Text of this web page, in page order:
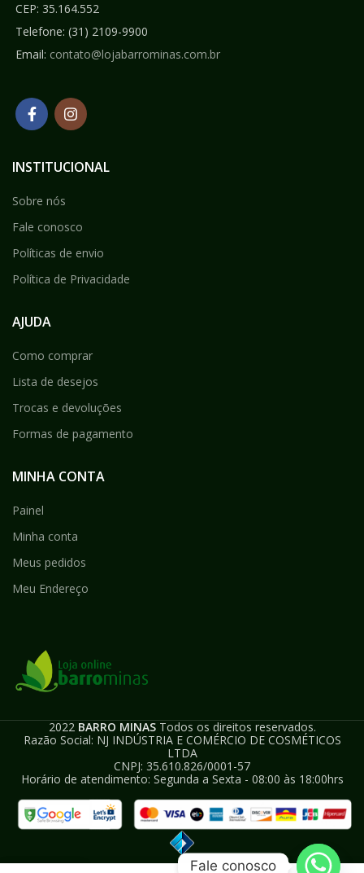
CEP: 35.164.552
Telefone: (31) 2109-9900
Email: contato@lojabarrominas.com.br
INSTITUCIONAL
Sobre nós
Fale conosco
Políticas de envio
Política de Privacidade
AJUDA
Como comprar
Lista de desejos
Trocas e devoluções
Formas de pagamento
MINHA CONTA
Painel
Minha conta
Meus pedidos
Meu Endereço
2022 BARRO MINASTodos os direitos reservados.
Razão Social: NJ INDÚSTRIA E COMÉRCIO DE COSMÉTICOS
LTDA
CNPJ: 35.610.826/0001-57
Horário de atendimento: Segunda a Sexta - 08:00 às 18:00hrs
Fale conosco